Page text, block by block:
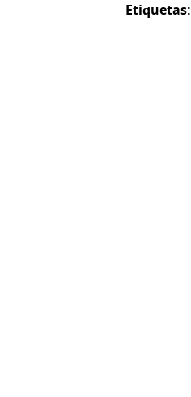
Etiquetas: